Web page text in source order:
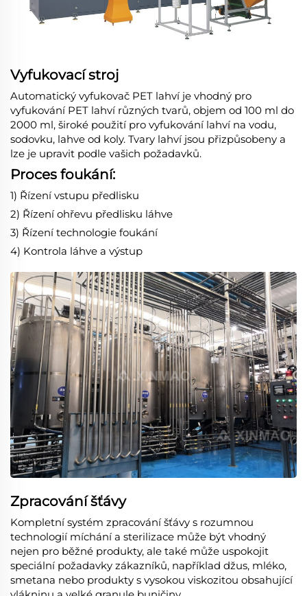
Vyfukovací stroj
Automatický vyfukovač PET lahví je vhodný pro
vyfukování PET lahví různých tvarů, objem od 100 ml do
2000 ml, široké použití pro vyfukování lahví na vodu,
sodovku, lahve od koly. Tvary lahví jsou přizpůsobeny a
lze je upravit podle vašich požadavků.
Proces foukání:
1) Řízení vstupu předlisku
2) Řízení ohřevu předlisku láhve
3) Řízení technologie foukání
4) Kontrola láhve a výstup
Zpracování šťávy
Kompletní systém zpracování šťávy s rozumnou
technologií míchání a sterilizace může být vhodný
nejen pro běžné produkty, ale také může uspokojit
speciální požadavky zákazníků, například džus, mléko,
smetana nebo produkty s vysokou viskozitou obsahující